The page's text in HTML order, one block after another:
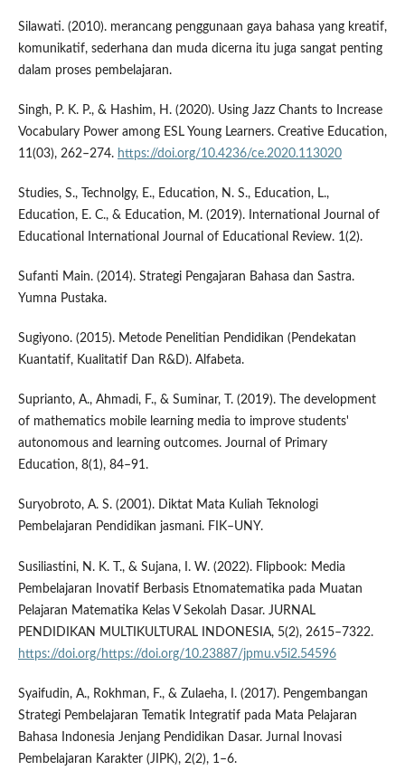
Silawati. (2010). merancang penggunaan gaya bahasa yang kreatif,
komunikatif, sederhana dan muda dicerna itu juga sangat penting
dalam proses pembelajaran.
Singh, P. K. P., & Hashim, H. (2020). Using Jazz Chants to Increase
Vocabulary Power among ESL Young Learners. Creative Education,
11(03), 262–274. https://doi.org/10.4236/ce.2020.113020
Studies, S., Technolgy, E., Education, N. S., Education, L.,
Education, E. C., & Education, M. (2019). International Journal of
Educational International Journal of Educational Review. 1(2).
Sufanti Main. (2014). Strategi Pengajaran Bahasa dan Sastra.
Yumna Pustaka.
Sugiyono. (2015). Metode Penelitian Pendidikan (Pendekatan
Kuantatif, Kualitatif Dan R&D). Alfabeta.
Suprianto, A., Ahmadi, F., & Suminar, T. (2019). The development
of mathematics mobile learning media to improve students'
autonomous and learning outcomes. Journal of Primary
Education, 8(1), 84–91.
Suryobroto, A. S. (2001). Diktat Mata Kuliah Teknologi
Pembelajaran Pendidikan jasmani. FIK–UNY.
Susiliastini, N. K. T., & Sujana, I. W. (2022). Flipbook: Media
Pembelajaran Inovatif Berbasis Etnomatematika pada Muatan
Pelajaran Matematika Kelas V Sekolah Dasar. JURNAL
PENDIDIKAN MULTIKULTURAL INDONESIA, 5(2), 2615–7322.
https://doi.org/https://doi.org/10.23887/jpmu.v5i2.54596
Syaifudin, A., Rokhman, F., & Zulaeha, I. (2017). Pengembangan
Strategi Pembelajaran Tematik Integratif pada Mata Pelajaran
Bahasa Indonesia Jenjang Pendidikan Dasar. Jurnal Inovasi
Pembelajaran Karakter (JIPK), 2(2), 1–6.